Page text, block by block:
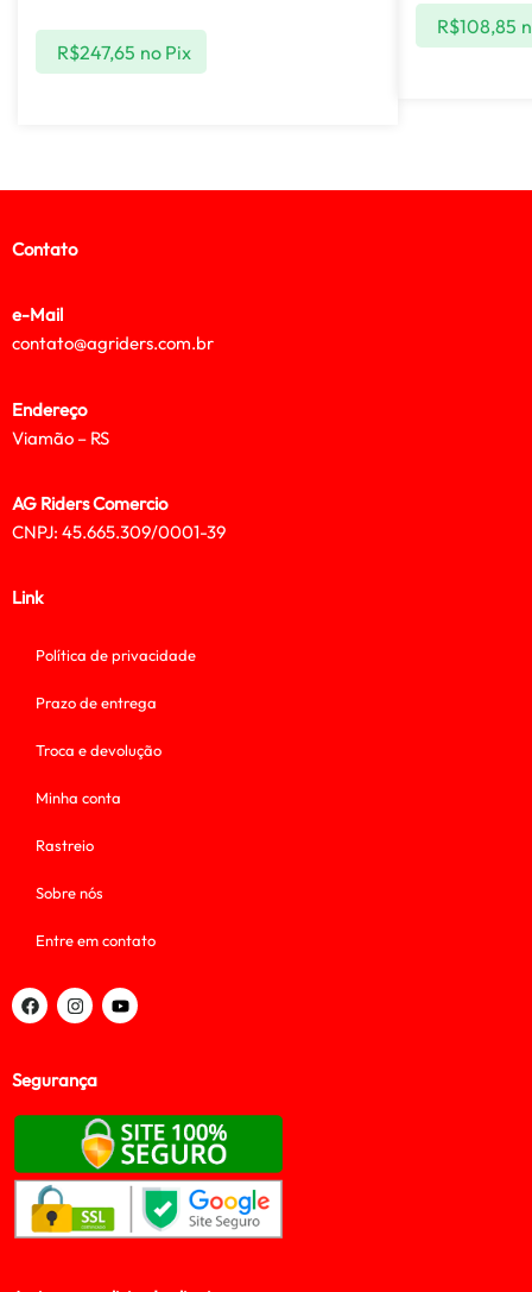
R$247,65 no Pix
R$108,85
Contato
e-Mail
contato@agriders.com.br
Endereço
Viamão – RS
AG Riders Comercio
CNPJ: 45.665.309/0001-39
Link
Política de privacidade
Prazo de entrega
Troca e devolução
Minha conta
Rastreio
Sobre nós
Entre em contato
Segurança